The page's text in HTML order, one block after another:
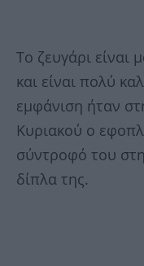
Το ζευγάρι είναι
και είναι πολύ
εμφάνιση ήταν
Κυριακού ο
σύντροφό του
δίπλα της.